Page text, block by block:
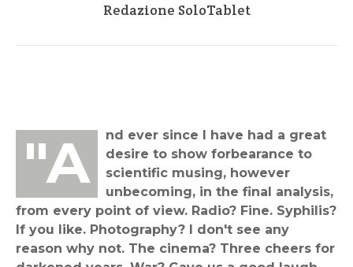
Redazione SoloTablet
"And ever since I have had a great
desire to show forbearance to
scientific musing, however
unbecoming, in the final analysis,
from every point of view. Radio? Fine. Syphilis?
If you like. Photography? I don't see any
reason why not. The cinema? Three cheers for